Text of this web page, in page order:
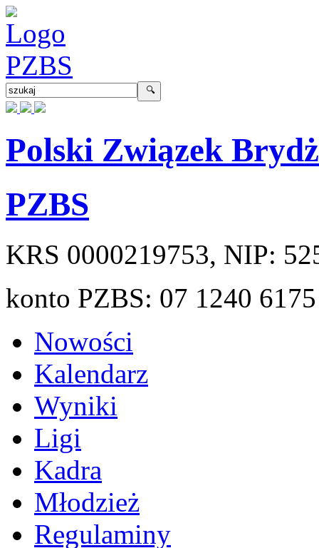
Polski Związek
PZBS
KRS 0000219753, NIP:
konto PZBS: 07 1240
Nowości
Kalendarz
Wyniki
Ligi
Kadra
Młodzież
Regulaminy